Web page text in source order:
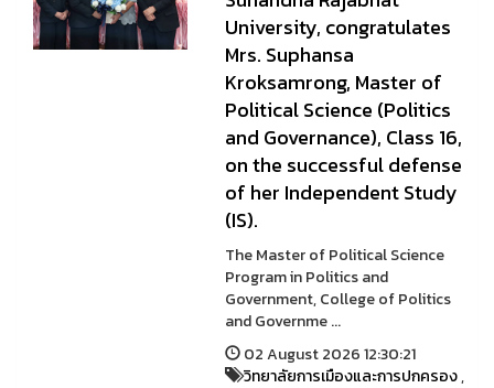
University, congratulates
Mrs. Suphansa
Kroksamrong, Master of
Political Science (Politics
and Governance), Class 16,
on the successful defense
of her Independent Study
(IS).
The Master of Political Science
Program in Politics and
Government, College of Politics
and Governme ...
02 August 2026 12:30:21
วิทยาลัยการเมืองและการปกครอง,